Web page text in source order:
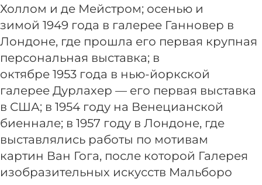
Холлом и де Мейстром; осенью и
зимой 1949 года в галерее Ганновер в
Лондоне, где прошла его первая крупная
персональная выставка; в
октябре 1953 года в нью-йоркской
галерее Дурлахер — его первая выставка
в США; в 1954 году на Венецианской
биеннале; в 1957 году в Лондоне, где
выставлялись работы по мотивам
картин Ван Гога, после которой Галерея
изобразительных искусств Мальборо